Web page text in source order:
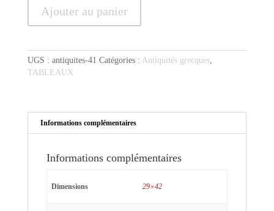
Cariatide
profil
Ajouter au panier
UGS : antiquites-41 Catégories : Antiquités grecques,
TABLEAUX
Informations complémentaires
Informations complémentaires
Dimensions 29×42